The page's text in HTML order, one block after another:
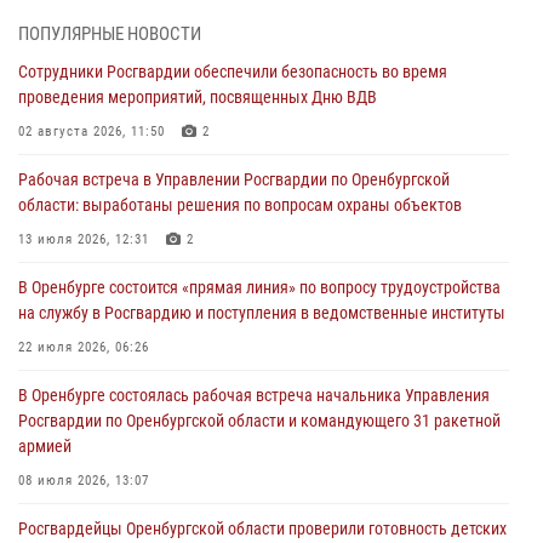
28 июля 2026, 09:41 1
Росгвардейцы обеспечили правопорядок на праздновании Дня
ВМФ в Оренбурге
27 июля 2026, 14:36 2
Росгвардейцы предотвратили трагедию: спасен мужчина в тяжелой
жизненной ситуации (ВИДЕО)
26 июля 2026, 14:45 1
Росгвардейцы Оренбургской области проверили готовность детских
образовательных учреждений к новому учебному году
24 июля 2026, 12:25
При силовой поддержке ОМОН «Кобра» Росгвардии в Оренбурге
проведён рейд по строительным объектам
23 июля 2026, 10:47
ПОПУЛЯРНЫЕ НОВОСТИ
Сотрудники Росгвардии обеспечили безопасность во время
проведения мероприятий, посвященных Дню ВДВ
02 августа 2026, 11:50 2
Рабочая встреча в Управлении Росгвардии по Оренбургской
области: выработаны решения по вопросам охраны объектов
13 июля 2026, 12:31 2
В Оренбурге состоится «прямая линия» по вопросу трудоустройства
на службу в Росгвардию и поступления в ведомственные институты
22 июля 2026, 06:26
В Оренбурге состоялась рабочая встреча начальника Управления
Росгвардии по Оренбургской области и командующего 31 ракетной
армией
08 июля 2026, 13:07
Росгвардейцы Оренбургской области проверили готовность детских